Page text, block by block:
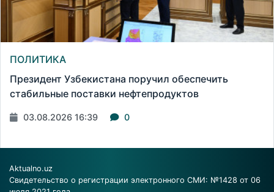
ПОЛИТИКА
Президент Узбекистана поручил обеспечить
стабильные поставки нефтепродуктов
03.08.2026 16:39 0
Aktualno.uz
Свидетельство о регистрации электронного СМИ: №1428 от 06